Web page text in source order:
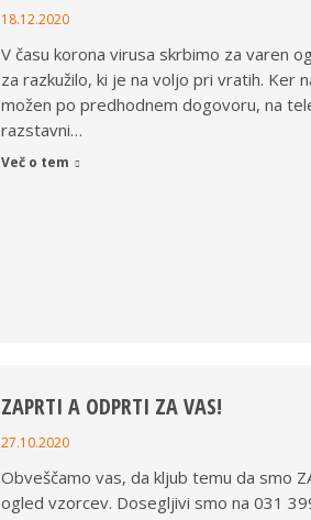
18.12.2020
V času korona virusa skrbimo za varen
za razkužilo, ki je na voljo pri vratih.
možen po predhodnem dogovoru, na
razstavni…
Več o tem
ZAPRTI A ODPRTI ZA VAS!
27.10.2020
Obveščamo vas, da kljub temu da smo
ogled vzorcev. Dosegljivi smo na 031